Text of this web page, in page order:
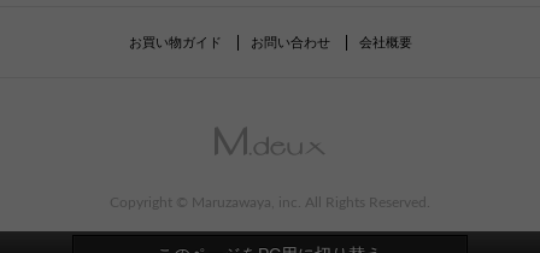
お買い物ガイド お問い合わせ 会社概要
Copyright © Maruzawaya, inc. All Rights Reserved.